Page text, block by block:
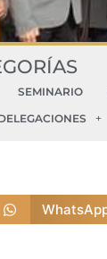
SEMINARIO